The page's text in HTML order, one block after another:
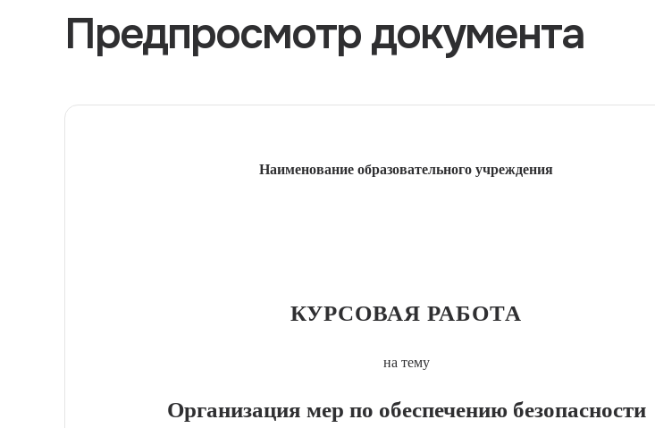
Предпросмотр документа
Наименование образовательного учреждения
КУРСОВАЯ РАБОТА
на тему
Организация мер по обеспечению безопасности